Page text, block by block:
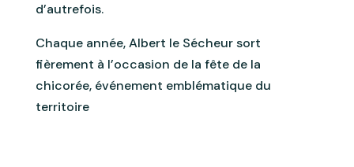
d’autrefois.
Chaque année, Albert le Sécheur sort
fièrement à l’occasion de la fête de la
chicorée, événement emblématique du
territoire